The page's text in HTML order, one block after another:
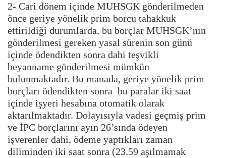
2- Cari dönem içinde MUHSGK gönderilmeden
önce geriye yönelik prim borcu tahakkuk
ettirildiği durumlarda, bu borçlar MUHSGK’nın
gönderilmesi gereken yasal sürenin son günü
içinde ödendikten sonra dahi teşvikli
beyanname gönderilmesi mümkün
bulunmaktadır. Bu manada, geriye yönelik prim
borçları ödendikten sonra bu paralar iki saat
içinde işyeri hesabına otomatik olarak
aktarılmaktadır. Dolayısıyla vadesi geçmiş prim
ve İPC borçlarını ayın 26’sında ödeyen
işverenler dahi, ödeme yaptıkları zaman
diliminden iki saat sonra (23.59 aşılmamak